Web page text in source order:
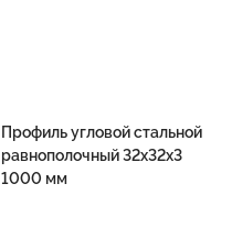
Профиль угловой стальной
равнополочный 32х32х3
1000 мм